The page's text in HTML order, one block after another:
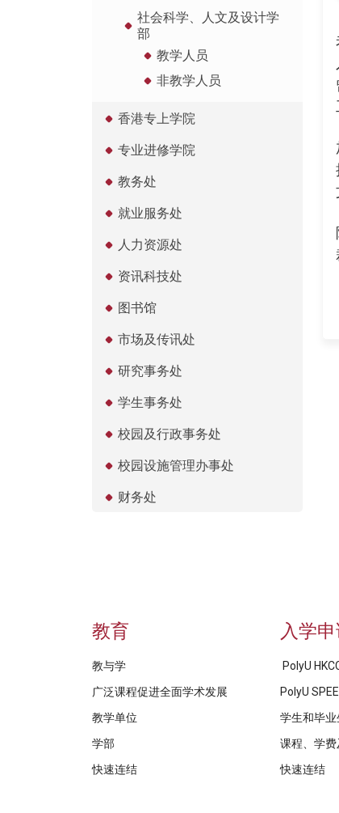
社会科学、人文及设计学
部
教学人员
非教学人员
香港专上学院
专业进修学院
教务处
就业服务处
人力资源处
资讯科技处
图书馆
市场及传讯处
研究事务处
学生事务处
校园及行政事务处
校园设施管理办事处
财务处
教育
教与学
广泛课程促进全面学术发展
教学单位
学部
快速连结
入学
PolyU
PolyU
学生和毕
课程、学
快速连结